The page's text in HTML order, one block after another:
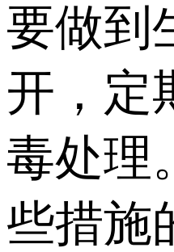
要做到
开，定
毒处理
些措施